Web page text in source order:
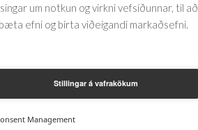
um notkun og virkni vefsíðunnar, til að
efni og birta viðeigandi markaðsefni.
Stillingar á vafrakökum
Management